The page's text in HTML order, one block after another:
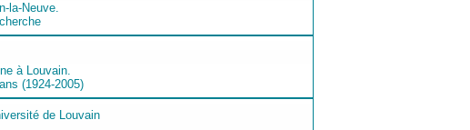
la-Neuve.
à Louvain.
(1924-2005)